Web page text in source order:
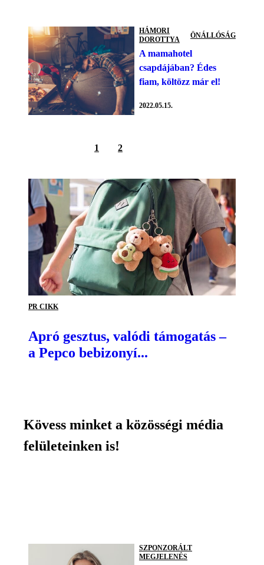
HÁMORI
DOROTTYA
ÖNÁLLÓSÁG
A mamahotel
csapdájában? Édes
fiam, költözz már el!
2022.05.15.
1 2
PR CIKK
Apró gesztus, valódi támogatás –
a Pepco bebizonyí...
Kövess minket a közösségi média
felületeinken is!
SZPONZORÁLT
MEGJELENÉS